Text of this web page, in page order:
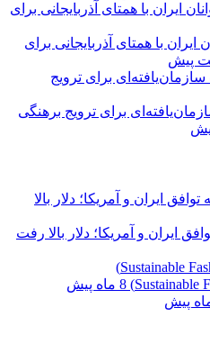
با همتای آذربایجانی برای
برای ترویج برهنگی
ایران و آمریکا؛ دلار بالا رفت
8 ماه پیش